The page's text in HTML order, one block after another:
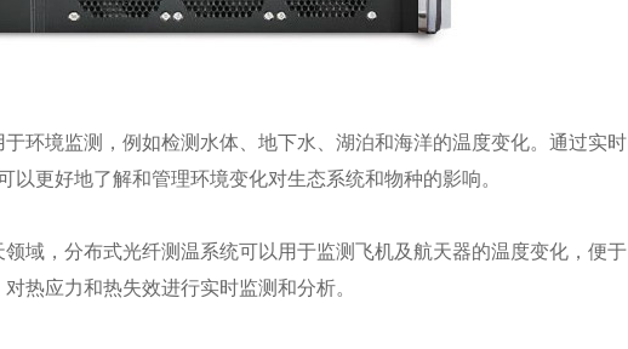
境监测，例如检测水体、地下水、湖泊和海洋的温度变化。通过实时
以更好地了解和管理环境变化对生态系统和物种的影响。
，分布式光纤测温系统可以用于监测飞机及航天器的温度变化，便于
对热应力和热失效进行实时监测和分析。